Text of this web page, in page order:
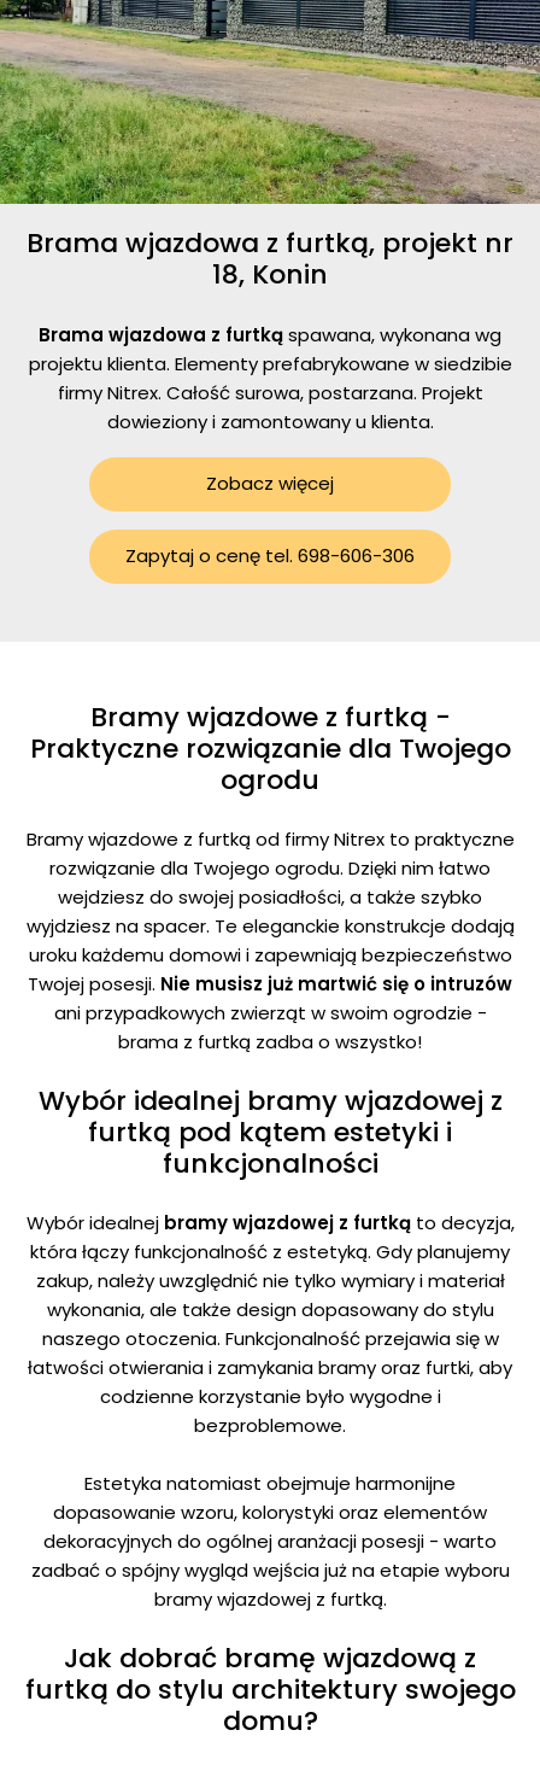
Brama wjazdowa z furtką, projekt nr
18, Konin
Brama wjazdowa z furtkąspawana, wykonana wg
projektu klienta. Elementy prefabrykowane w siedzibie
firmy Nitrex. Całość surowa, postarzana. Projekt
dowieziony i zamontowany u klienta.
Zapytaj o cenę tel. 698-606-306
Zobacz więcej
Bramy wjazdowe z furtką -
Praktyczne rozwiązanie dla Twojego
ogrodu
Bramy wjazdowe z furtką od firmy Nitrex to praktyczne
rozwiązanie dla Twojego ogrodu. Dzięki nim łatwo
wejdziesz do swojej posiadłości, a także szybko
wyjdziesz na spacer. Te eleganckie konstrukcje dodają
uroku każdemu domowi i zapewniają bezpieczeństwo
Twojej posesji. Nie musisz już martwić się o intruzów
ani przypadkowych zwierząt w swoim ogrodzie -
brama z furtką zadba o wszystko!
Wybór idealnej bramy wjazdowej z
furtką pod kątem estetyki i
funkcjonalności
Wybór idealnej bramy wjazdowej z furtkąto decyzja,
która łączy funkcjonalność z estetyką. Gdy planujemy
zakup, należy uwzględnić nie tylko wymiary i materiał
wykonania, ale także design dopasowany do stylu
naszego otoczenia. Funkcjonalność przejawia się w
łatwości otwierania i zamykania bramy oraz furtki, aby
codzienne korzystanie było wygodne i
bezproblemowe.
Estetyka natomiast obejmuje harmonijne
dopasowanie wzoru, kolorystyki oraz elementów
dekoracyjnych do ogólnej aranżacji posesji - warto
zadbać o spójny wygląd wejścia już na etapie wyboru
bramy wjazdowej z furtką.
Jak dobrać bramę wjazdową z
furtką do stylu architektury swojego
domu?
Cookies to małe pliki danych, które są
przechowywane na Twoim urządzeniu podczas